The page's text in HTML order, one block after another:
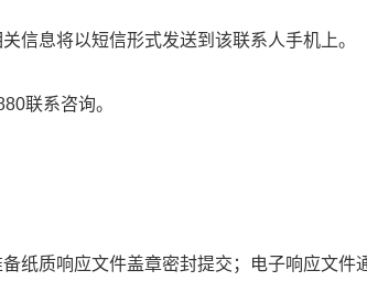
信息将以短信形式发送到 该联系人手机上。
联系咨询。
备纸质响应文件盖章密封提交 ；
电子响应文件